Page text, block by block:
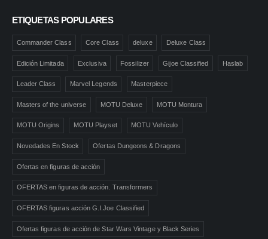
ETIQUETAS POPULARES
Commander Class Core Class deluxe Deluxe Class
Edición Limitada Exclusiva Fossilizer Gijoe Classified Haslab
Leader Class Marvel Legends Masterpiece
Masters of the universe MOTU Deluxe MOTU Montura
MOTU Origins MOTU Playset MOTU Vehículo
Novedades En Stock Ofertas Dungeons & Dragons
Ofertas en figuras de acción
OFERTAS en figuras de acción. Transformers
OFERTAS figuras acción G.I.Joe Classified
Ofertas figuras de acción de Star Wars Vintage y Black Series